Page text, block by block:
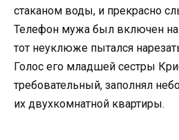
стаканом воды, и прекрасно
Телефон мужа был включен на
тот неуклюже пытался
Голос его младшей сестры
требовательный, заполнял
их двухкомнатной квартиры.